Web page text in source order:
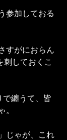
参加しておる
すがにおらん
しておくこ
纏うて、皆
じゃが、これ